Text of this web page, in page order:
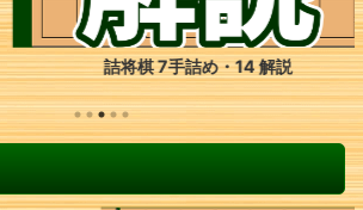
詰将棋 7手詰め・14 解説